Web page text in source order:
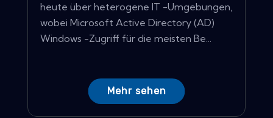
heute über heterogene IT -Umgebungen,
wobei Microsoft Active Directory (AD)
Windows -Zugriff für die meisten Be...
Mehr sehen